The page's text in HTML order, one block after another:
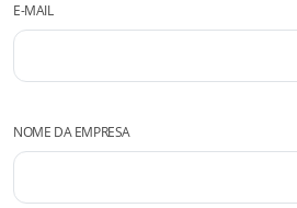
E-MAIL
NOME DA EMPRESA